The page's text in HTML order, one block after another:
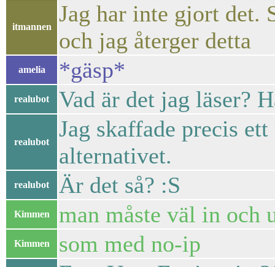
itmannen
Jag har inte gjort det.
och jag återger detta
amelia *gäsp*
realubot Vad är det jag läser?
realubot
Jag skaffade precis
alternativet.
realubot Är det så? :S
Kimmen man måste väl in och
Kimmen som med no-ip